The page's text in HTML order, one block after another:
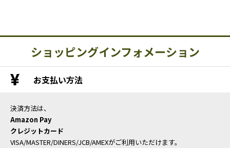
ショッピングインフォメーション
お支払い方法
決済方法は、
Amazon Pay
クレジットカード
VISA/MASTER/DINERS/JCB/AMEXがご利用いただけます。